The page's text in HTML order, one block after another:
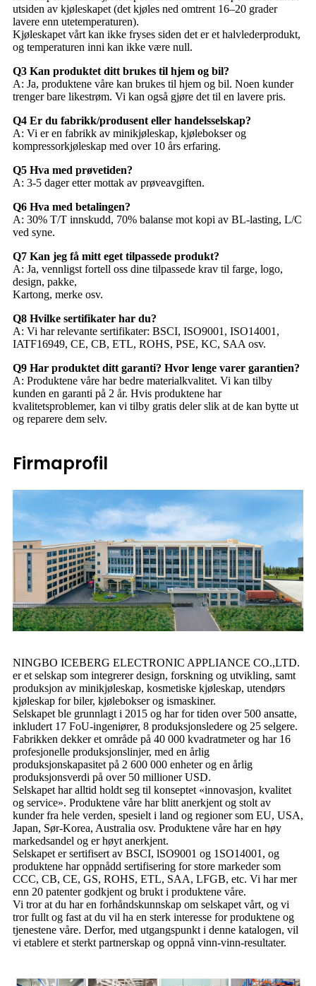
utsiden av kjøleskapet (det kjøles ned omtrent 16–20 grader
lavere enn utetemperaturen).
Kjøleskapet vårt kan ikke fryses siden det er et halvlederprodukt,
og temperaturen inni kan ikke være null.
Q3 Kan produktet ditt brukes til hjem og bil?
A: Ja, produktene våre kan brukes til hjem og bil. Noen kunder
trenger bare likestrøm. Vi kan også gjøre det til en lavere pris.
Q4 Er du fabrikk/produsent eller handelsselskap?
A: Vi er en fabrikk av minikjøleskap, kjølebokser og
kompressorkjøleskap med over 10 års erfaring.
Q5 Hva med prøvetiden?
A: 3-5 dager etter mottak av prøveavgiften.
Q6 Hva med betalingen?
A: 30% T/T innskudd, 70% balanse mot kopi av BL-lasting, L/C
ved syne.
Q7 Kan jeg få mitt eget tilpassede produkt?
A: Ja, vennligst fortell oss dine tilpassede krav til farge, logo,
design, pakke,
Kartong, merke osv.
Q8 Hvilke sertifikater har du?
A: Vi har relevante sertifikater: BSCI, ISO9001, ISO14001,
IATF16949, CE, CB, ETL, ROHS, PSE, KC, SAA osv.
Q9 Har produktet ditt garanti? Hvor lenge varer garantien?
A: Produktene våre har bedre materialkvalitet. Vi kan tilby
kunden en garanti på 2 år. Hvis produktene har
kvalitetsproblemer, kan vi tilby gratis deler slik at de kan bytte ut
og reparere dem selv.
Firmaprofil
NINGBO ICEBERG ELECTRONIC APPLIANCE CO.,LTD.
er et selskap som integrerer design, forskning og utvikling, samt
produksjon av minikjøleskap, kosmetiske kjøleskap, utendørs
kjøleskap for biler, kjølebokser og ismaskiner.
Selskapet ble grunnlagt i 2015 og har for tiden over 500 ansatte,
inkludert 17 FoU-ingeniører, 8 produksjonsledere og 25 selgere.
Fabrikken dekker et område på 40 000 kvadratmeter og har 16
profesjonelle produksjonslinjer, med en årlig
produksjonskapasitet på 2 600 000 enheter og en årlig
produksjonsverdi på over 50 millioner USD.
Selskapet har alltid holdt seg til konseptet «innovasjon, kvalitet
og service». Produktene våre har blitt anerkjent og stolt av
kunder fra hele verden, spesielt i land og regioner som EU, USA,
Japan, Sør-Korea, Australia osv. Produktene våre har en høy
markedsandel og er høyt anerkjent.
Selskapet er sertifisert av BSCI, lSO9001 og 1SO14001, og
produktene har oppnådd sertifisering for store markeder som
CCC, CB, CE, GS, ROHS, ETL, SAA, LFGB, etc. Vi har mer
enn 20 patenter godkjent og brukt i produktene våre.
Vi tror at du har en forhåndskunnskap om selskapet vårt, og vi
tror fullt og fast at du vil ha en sterk interesse for produktene og
tjenestene våre. Derfor, med utgangspunkt i denne katalogen, vil
vi etablere et sterkt partnerskap og oppnå vinn-vinn-resultater.